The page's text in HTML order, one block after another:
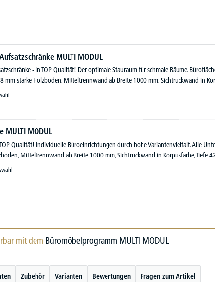
MULTI MODUL
- in TOP Qualität! Der optimale Stauraum für schmale Räume.
mm starke Holzböden, Mitteltrennwand ab Breite 1000 mm, Sichtrückwand in
MULTI MODUL
Qualität! Individuelle Büroeinrichtungen durch hohe Variantenvielfalt. Alle
Mitteltrennwand ab Breite 1000 mm, Sichtrückwand in Korpusfarbe, Tiefe
mit dem Büromöbelprogramm MULTI MODUL
Zubehör Varianten Bewertungen Fragen zum Artikel